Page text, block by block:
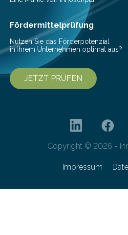
haben nun gezeigt, dass viele…
Fördermittelprüfung
Nutzen Sie das Förderpotenzial
in Ihrem Unternehmen optimal aus?
JETZT PRÜFEN
Copyright © 2026 -
Impressum